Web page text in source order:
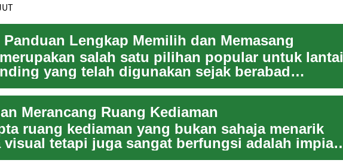
Lengkap Memilih dan Memasang
salah satu pilihan popular untuk lantai
yang telah digunakan sejak berabad
Kombi...
Merancang Ruang Kediaman
ruang kediaman yang bukan sahaja menarik
visual tetapi juga sangat berfungsi adalah impian